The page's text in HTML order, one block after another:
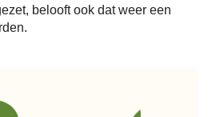
belooft ook dat weer een